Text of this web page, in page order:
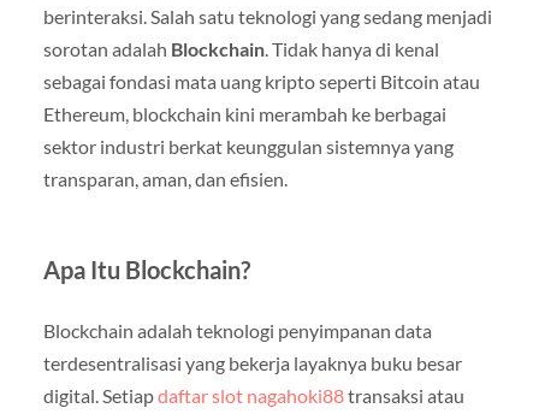
berinteraksi. Salah satu teknologi yang sedang menjadi
sorotan adalah Blockchain. Tidak hanya di kenal
sebagai fondasi mata uang kripto seperti Bitcoin atau
Ethereum, blockchain kini merambah ke berbagai
sektor industri berkat keunggulan sistemnya yang
transparan, aman, dan efisien.
Apa Itu Blockchain?
Blockchain adalah teknologi penyimpanan data
terdesentralisasi yang bekerja layaknya buku besar
digital. Setiapdaftar slot nagahoki88transaksi atau